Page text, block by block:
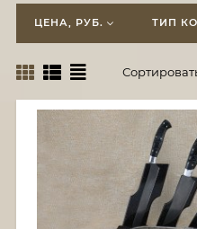
ЦЕНА, РУБ. ТИП